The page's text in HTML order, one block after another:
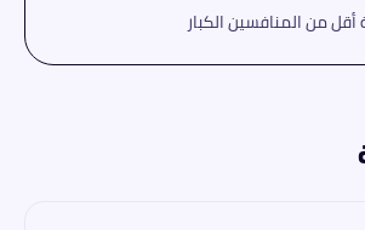
من المنافسين الكبار